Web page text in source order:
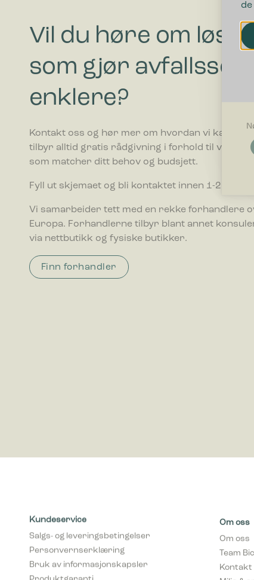
Vil du høre om
som gjør
enklere?
Kontakt oss og hør mer om hvordan vi kan
tilbyr alltid gratis rådgivning i forhold til valg av
som matcher ditt behov og budsjett.
Fyll ut skjemaet og bli kontaktet innen 1-2
Vi samarbeider tett med en rekke forhandlere
Europa. Forhandlerne tilbyr blant annet
via nettbutikk og fysiske butikker.
Finn forhandler
Kundeservice
Salgs- og leveringsbetingelser
Personvernserklæring
Bruk av informasjonskapsler
Produktgaranti
Om oss
Om oss
Team
Kontakt
Miljø &